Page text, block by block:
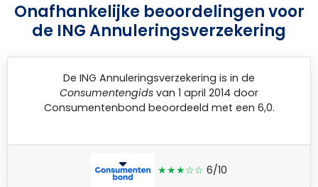
Onafhankelijke beoordelingen voor
de ING Annuleringsverzekering
De ING Annuleringsverzekering is in de
Consumentengids van 1 april 2014 door
Consumentenbond beoordeeld met een 6,0.
★★★☆☆ 6/10